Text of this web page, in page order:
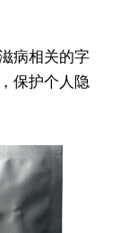
病相关的字
保护个人隐